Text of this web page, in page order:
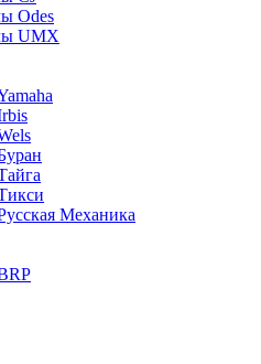
Odes
UMX
Механика